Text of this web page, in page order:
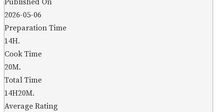
Published On
2026-05-06
Preparation Time
14H.
Cook Time
20M.
Total Time
14H20M.
Average Rating